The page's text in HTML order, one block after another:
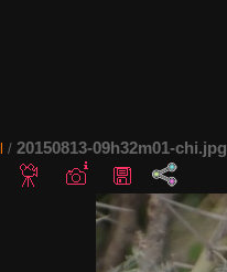
/ 20150813-09h32m01-chi.jpg